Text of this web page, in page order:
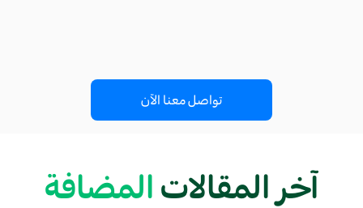
تواصل معنا الآن
آخر المقالات المضافة